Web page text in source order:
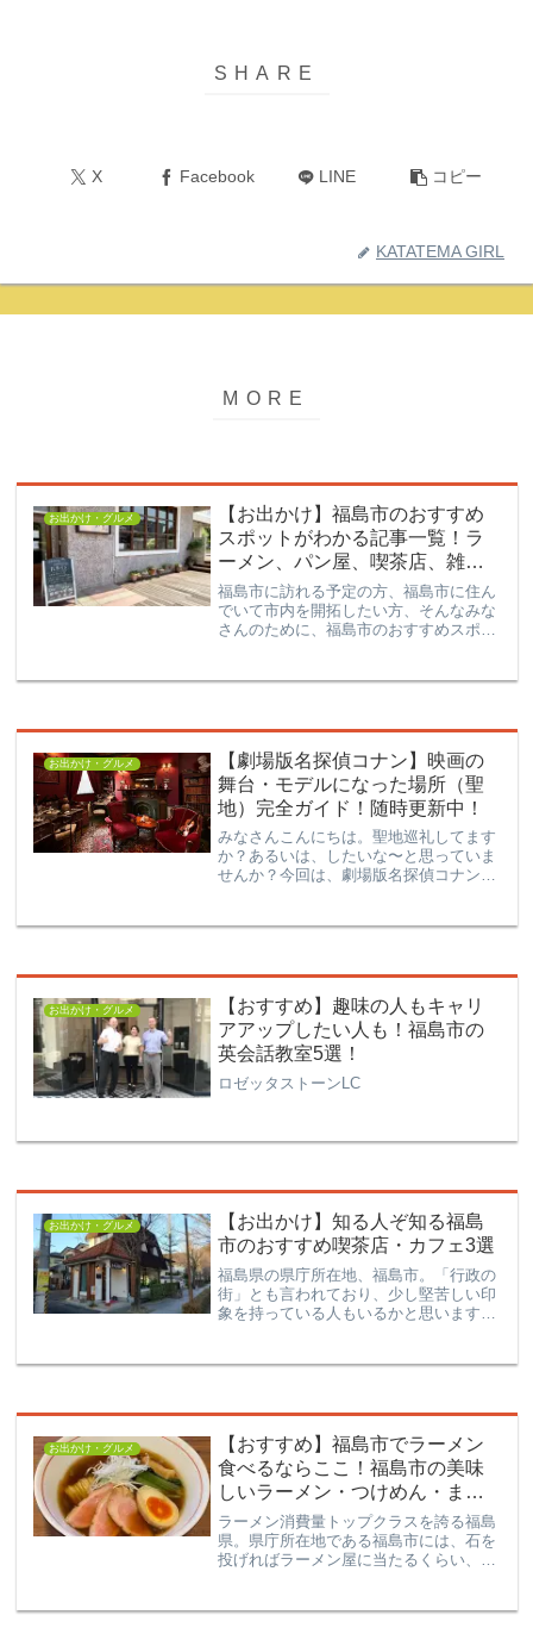
X Facebook LINE コピー
KATATEMA GIRL
お出かけ・グルメ
【お出かけ】福島市のおすすめ
スポットがわかる記事一覧！ラ
ーメン、パン屋、喫茶店、雑貨
店・・・
福島市に訪れる予定の方、福島市に住ん
でいて市内を開拓したい方、そんなみな
さんのために、福島市のおすすめスポッ
ピックアップしました。これを見れば福
お出かけ・グルメ
【劇場版名探偵コナン】映画の
舞台・モデルになった場所（聖
地）完全ガイド！随時更新中！
みなさんこんにちは。聖地巡礼してます
か？あるいは、したいな〜と思っていま
せんか？今回は、劇場版名探偵コナン
台の映画については記載していません）
お出かけ・グルメ
【おすすめ】趣味の人もキャリ
アアップしたい人も！福島市の
英会話教室5選！
ロゼッタストーンLC
お出かけ・グルメ
【お出かけ】知る人ぞ知る福島
市のおすすめ喫茶店・カフェ3選
福島県の県庁所在地、福島市。「行政の
街」とも言われており、少し堅苦しい印
象を持っている人もいるかと思います。
喫茶店・カフェを3つご紹介します。
お出かけ・グルメ
【おすすめ】福島市でラーメン
食べるならここ！福島市の美味
しいラーメン・つけめん・まぜ
そば
ラーメン消費量トップクラスを誇る福島
県。県庁所在地である福島市には、石を
投げればラーメン屋に当たるくらい、そ
メン」と「白河ラーメン」ですが、実は